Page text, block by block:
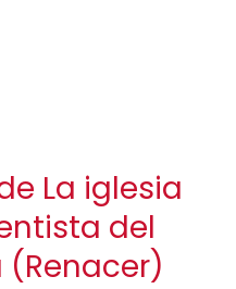
La iglesia
del